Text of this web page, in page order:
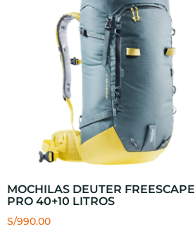
MOCHILAS DEUTER FREESCAPE
PRO 40+10 LITROS
S/990.00